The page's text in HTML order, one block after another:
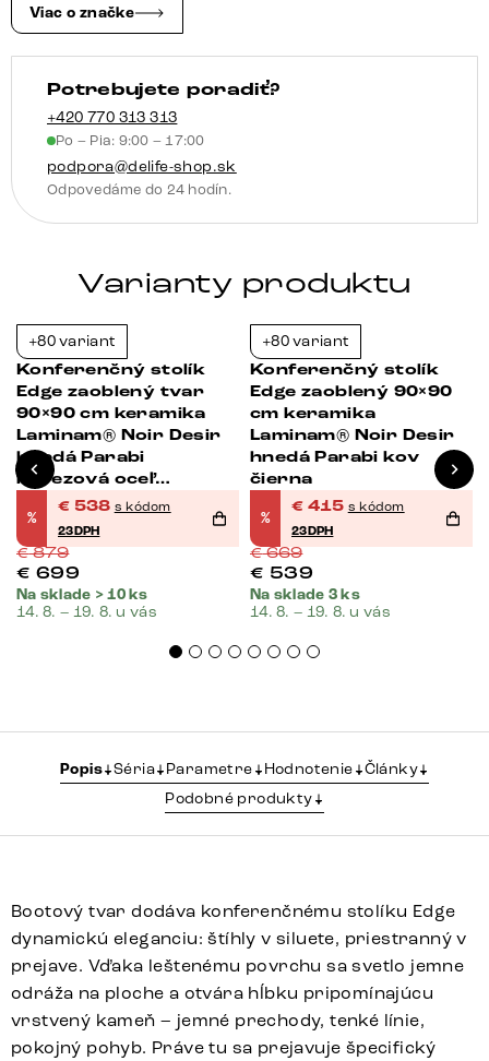
Conis
kov
čierna
Viac o značke
Potrebujete poradiť?
+420 770 313 313
Po – Pia: 9:00 – 17:00
podpora@delife-shop.sk
Odpovedáme do 24 hodín.
Varianty produktu
+80 variant
Konferenčný stolík
Edge zaoblený tvar
90×90 cm keramika
Laminam® Noir Desir
hnedá Parabi
nerezová oceľ
kefovaná
%
€ 538 s kódom
23DPH
€879
€ 699
Na sklade > 10 ks
14. 8. – 19. 8. u vás
+80 variant
Konferenčný stolík
Edge zaoblený 90×90
cm keramika
Laminam® Noir Desir
hnedá Parabi kov
čierna
%
€ 415 s kódom
23DPH
€669
€ 539
Na sklade 3 ks
14. 8. – 19. 8. u vás
Popis Séria Parametre Hodnotenie
Články
Podobné produkty
Bootový tvar dodáva konferenčnému stolíku Edge
dynamickú eleganciu: štíhly v siluete, priestranný v
prejave. Vďaka leštenému povrchu sa svetlo jemne
odráža na ploche a otvára hĺbku pripomínajúcu
vrstvený kameň – jemné prechody, tenké línie,
pokojný pohyb. Práve tu sa prejavuje špecifický